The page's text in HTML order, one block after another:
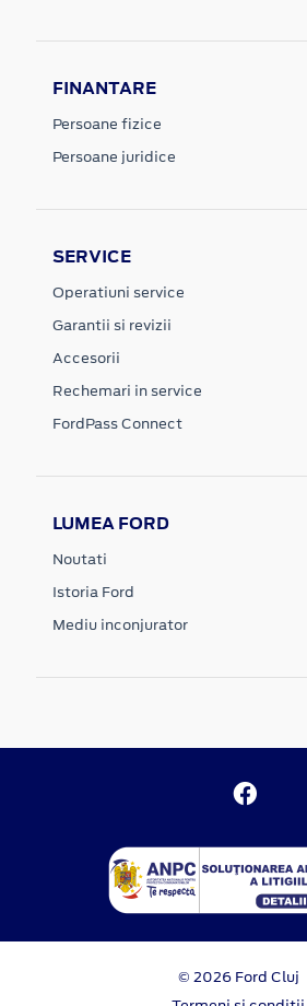
FINANTARE
Persoane fizice
Persoane juridice
SERVICE
Operatiuni service
Garantii si revizii
Accesorii
Rechemari in service
FordPass Connect
LUMEA FORD
Noutati
Istoria Ford
Mediu inconjurator
© 2026 Ford Cluj